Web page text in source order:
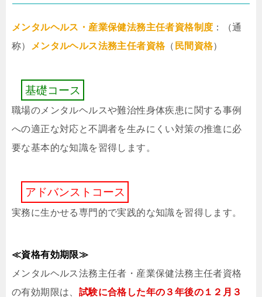
メンタルヘルス・産業保健法務主任者資格制度 ：（通
称）
メンタルヘルス法務主任者資格（ 民間資格）
基礎コース
職場のメンタルヘルスや難治性身体疾患に関する事例
への適正な対応と不調者を生みにくい対策の推進に必
要な基本的な知識を習得します。
ア ドバンス ト コース
実務に生かせる専門的で実践的な知識を習得します。
≪資格有効期限≫
メンタルヘルス法務主任者・産業保健法務主任者資格
の有効期限は、 試験に合格した年の３年後の１２⽉３